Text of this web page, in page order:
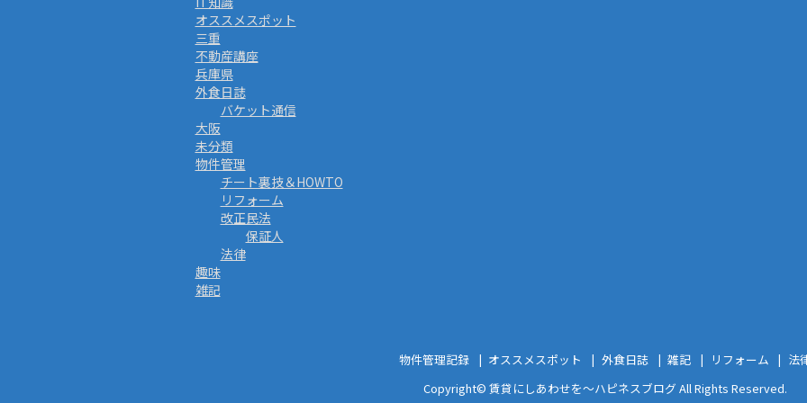
オススメスポット
三重
不動産講座
兵庫県
外食日誌
バケット通信
大阪
未分類
物件管理
チート裏技＆HOWTO
リフォーム
改正民法
保証人
法律
趣味
雑記
物件管理記録 オススメスポット 外食日誌 雑記 リフォーム
法
Copyright© 賃貸にしあわせを〜ハピネスブログ All Rights Reserved.